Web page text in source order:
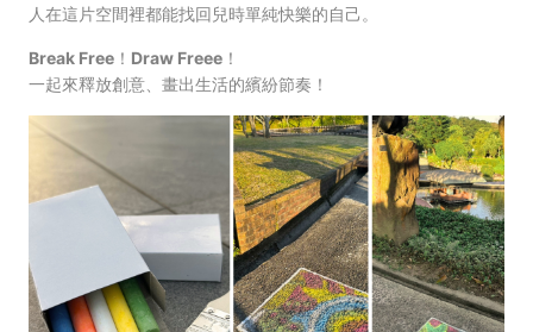
人在這片空間裡都能找回兒時單純快樂的自己。
Break Free！Draw Freee！
一起來釋放創意、畫出生活的繽紛節奏！